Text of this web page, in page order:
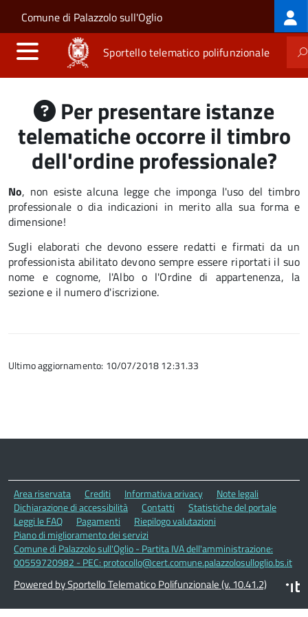
Salta al contenuto principale
Skip to site navigation
Comune di Palazzolo sull'Oglio
Sportello telematico polifunzionale
Per presentare istanze
telematiche occorre il timbro
dell'ordine professionale?
No, non esiste alcuna legge che imponga l'uso del timbro
professionale o dia indicazioni in merito alla sua forma e
dimensione!
Sugli elaborati che devono essere redatti e firmati da un
professionista abilitato devono sempre essere riportati il suo
nome e cognome, l'Albo o l'Ordine di appartenenza, la
sezione e il numero d'iscrizione.
Ultimo aggiornamento: 10/07/2018 12:31.33
Area riservata Crediti Informativa privacy
Note legali
Dichiarazione di accessibilità
Contatti
Statistiche del portale
Leggi le FAQ
Pagamenti
Riepilogo valutazioni
Piano di miglioramento dei servizi
Comune di Palazzolo sull'Oglio - Partita IVA dell'amministrazione:
00559720982 - PEC: protocollo@cert.comune.palazzolosulloglio.bs.it
Powered by Sportello Telematico Polifunzionale (v. 10.41.2)